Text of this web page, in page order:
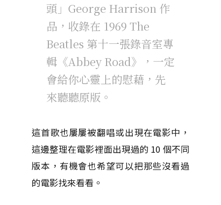
頭」George Harrison 作
品，收錄在 1969 The
Beatles 第十一張錄音室專
輯《Abbey Road》，一定
會給你心靈上的慰藉，先
來聽聽原版。
這首歌也屢屢被翻唱或出現在電影中，
這邊整理在電影裡面出現過的 10 個不同
版本，有機會也希望可以把那些沒看過
的電影找來看看。